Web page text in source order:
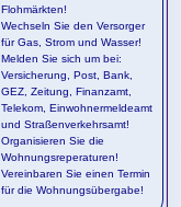
Flohmärkten!
Wechseln Sie den Versorger
für Gas, Strom und Wasser!
Melden Sie sich um bei:
Versicherung, Post, Bank,
GEZ, Zeitung, Finanzamt,
Telekom, Einwohnermeldeamt
und Straßenverkehrsamt!
Organisieren Sie die
Wohnungsreperaturen!
Vereinbaren Sie einen Termin
für die Wohnungsübergabe!